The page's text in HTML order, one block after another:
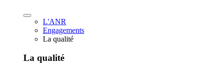
L'ANR
Engagements
La qualité
La qualité